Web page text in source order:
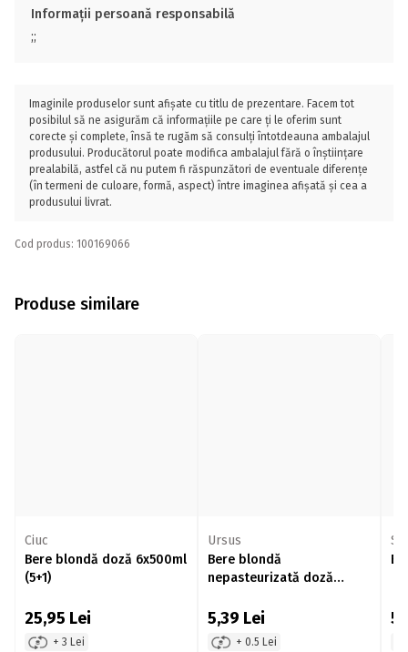
Informații persoană responsabilă
;;
Imaginile produselor sunt afișate cu titlu de prezentare. Facem tot
posibilul să ne asigurăm că informațiile pe care ți le oferim sunt
corecte și complete, însă te rugăm să consulți întotdeauna ambalajul
produsului. Producătorul poate modifica ambalajul fără o înștiințare
prealabilă, astfel că nu putem fi răspunzători de eventuale diferențe
(în termeni de culoare, formă, aspect) între imaginea afișată și cea a
produsului livrat.
Cod produs: 100169066
Produse similare
Ciuc
Bere blondă doză 6x500ml
(5+1)
25,95 Lei
+ 3 Lei
Ursus
Bere blondă
nepasteurizată doză
5,39 Lei
+ 0.5 Lei